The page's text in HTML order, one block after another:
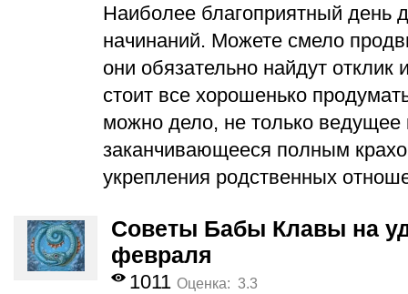
Наиболее благоприятный день
начинаний. Можете смело
они обязательно найдут
стоит все хорошенько
можно дело, не только ведущее
заканчивающееся полным
укрепления родственных
Советы Бабы Клавы на
февраля
1011 Оценка: 3.3